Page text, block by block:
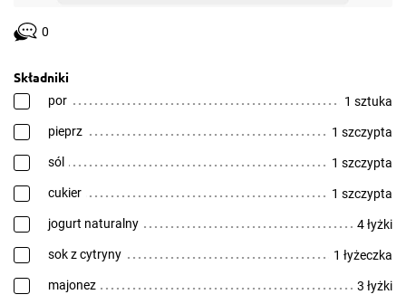
0
Składniki
por 1 sztuka
pieprz 1 szczypta
sól 1 szczypta
cukier 1 szczypta
jogurt naturalny 4 łyżki
sok z cytryny 1 łyżeczka
majonez 3 łyżki